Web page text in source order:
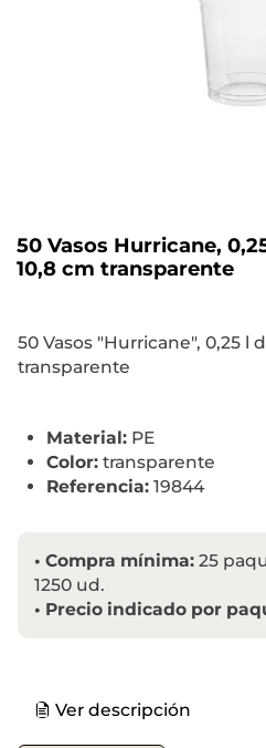
50 Vasos Hurricane,
10,8 cm transparente
50 Vasos "Hurricane", 0,25 l
transparente
Material: PE
Color: transparente
Referencia: 19844
• Compra mínima: 25
1250 ud.
• Precio indicado por
Ver descripción